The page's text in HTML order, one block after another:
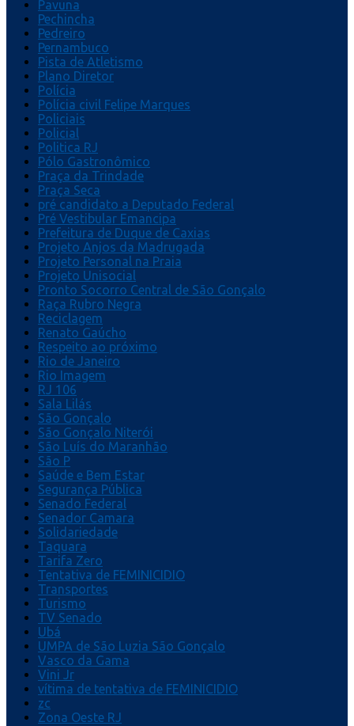
Pavuna
Pechincha
Pedreiro
Pernambuco
Pista de Atletismo
Plano Diretor
Polícia
Polícia civil Felipe Marques
Policiais
Policial
Politica RJ
Pólo Gastronômico
Praça da Trindade
Praça Seca
pré candidato a Deputado Federal
Pré Vestibular Emancipa
Prefeitura de Duque de Caxias
Projeto Anjos da Madrugada
Projeto Personal na Praia
Projeto Unisocial
Pronto Socorro Central de São Gonçalo
Raça Rubro Negra
Reciclagem
Renato Gaúcho
Respeito ao próximo
Rio de Janeiro
Rio Imagem
RJ 106
Sala Lilás
São Gonçalo
São Gonçalo Niterói
São Luís do Maranhão
São P
Saúde e Bem Estar
Segurança Pública
Senado Federal
Senador Camara
Solidariedade
Taquara
Tarifa Zero
Tentativa de FEMINICIDIO
Transportes
Turismo
TV Senado
Ubá
UMPA de São Luzia São Gonçalo
Vasco da Gama
Vini Jr
vítima de tentativa de FEMINICIDIO
zc
Zona Oeste RJ